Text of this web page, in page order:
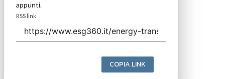
appunti.
RSS link
COPIA LINK